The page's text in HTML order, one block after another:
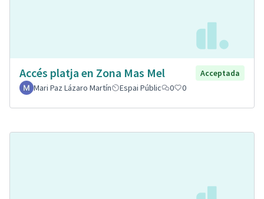
Accés platja en Zona Mas Mel
Acceptada
Mari Paz Lázaro Martín
Espai Públic 0 0